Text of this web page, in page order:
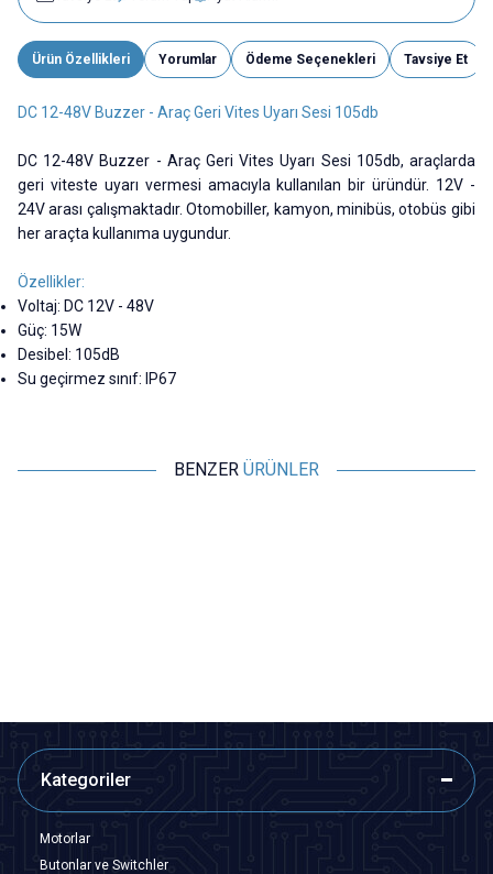
Ürün Özellikleri Yorumlar Ödeme Seçenekleri Tavsiye Et
DC 12-48V Buzzer - Araç Geri Vites Uyarı Sesi 105db
DC 12-48V Buzzer - Araç Geri Vites Uyarı Sesi 105db, araçlarda
geri viteste uyarı vermesi amacıyla kullanılan bir üründür. 12V -
24V arası çalışmaktadır. Otomobiller, kamyon, minibüs, otobüs gibi
her araçta kullanıma uygundur.
Özellikler:
Voltaj: DC 12V - 48V
Güç: 15W
Desibel: 105dB
Su geçirmez sınıf: IP67
BENZER ÜRÜNLER
Kategoriler
Motorlar
Butonlar ve Switchler